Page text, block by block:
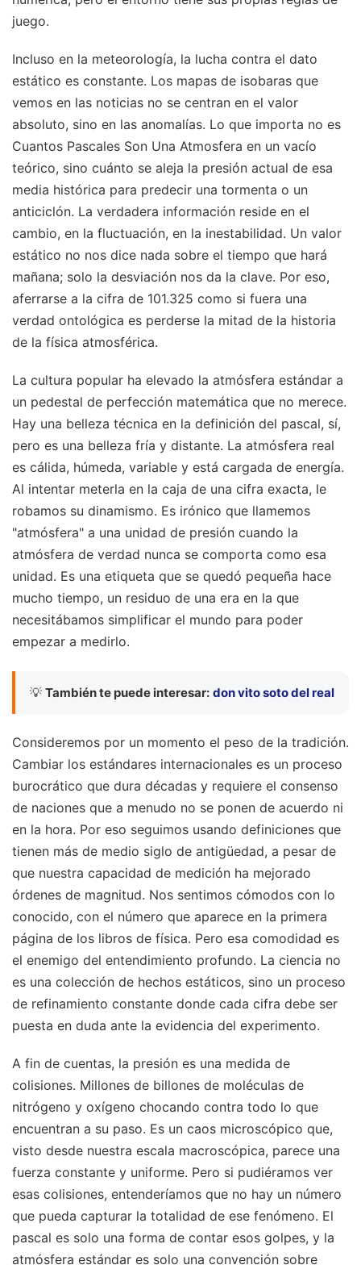
juego.
Incluso en la meteorología, la lucha contra el dato
estático es constante. Los mapas de isobaras que
vemos en las noticias no se centran en el valor
absoluto, sino en las anomalías. Lo que importa no es
Cuantos Pascales Son Una Atmosfera en un vacío
teórico, sino cuánto se aleja la presión actual de esa
media histórica para predecir una tormenta o un
anticiclón. La verdadera información reside en el
cambio, en la fluctuación, en la inestabilidad. Un valor
estático no nos dice nada sobre el tiempo que hará
mañana; solo la desviación nos da la clave. Por eso,
aferrarse a la cifra de 101.325 como si fuera una
verdad ontológica es perderse la mitad de la historia
de la física atmosférica.
La cultura popular ha elevado la atmósfera estándar a
un pedestal de perfección matemática que no merece.
Hay una belleza técnica en la definición del pascal, sí,
pero es una belleza fría y distante. La atmósfera real
es cálida, húmeda, variable y está cargada de energía.
Al intentar meterla en la caja de una cifra exacta, le
robamos su dinamismo. Es irónico que llamemos
"atmósfera" a una unidad de presión cuando la
atmósfera de verdad nunca se comporta como esa
unidad. Es una etiqueta que se quedó pequeña hace
mucho tiempo, un residuo de una era en la que
necesitábamos simplificar el mundo para poder
empezar a medirlo.
💡 También te puede interesar: don vito soto del real
Consideremos por un momento el peso de la tradición.
Cambiar los estándares internacionales es un proceso
burocrático que dura décadas y requiere el consenso
de naciones que a menudo no se ponen de acuerdo ni
en la hora. Por eso seguimos usando definiciones que
tienen más de medio siglo de antigüedad, a pesar de
que nuestra capacidad de medición ha mejorado
órdenes de magnitud. Nos sentimos cómodos con lo
conocido, con el número que aparece en la primera
página de los libros de física. Pero esa comodidad es
el enemigo del entendimiento profundo. La ciencia no
es una colección de hechos estáticos, sino un proceso
de refinamiento constante donde cada cifra debe ser
puesta en duda ante la evidencia del experimento.
A fin de cuentas, la presión es una medida de
colisiones. Millones de billones de moléculas de
nitrógeno y oxígeno chocando contra todo lo que
encuentran a su paso. Es un caos microscópico que,
visto desde nuestra escala macroscópica, parece una
fuerza constante y uniforme. Pero si pudiéramos ver
esas colisiones, entenderíamos que no hay un número
que pueda capturar la totalidad de ese fenómeno. El
pascal es solo una forma de contar esos golpes, y la
atmósfera estándar es solo una convención sobre